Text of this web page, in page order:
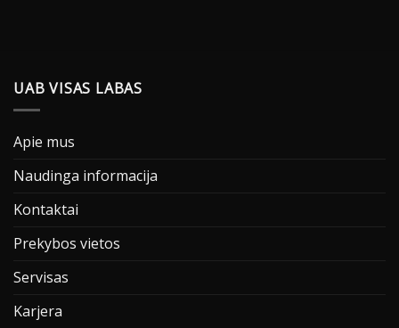
UAB VISAS LABAS
Apie mus
Naudinga informacija
Kontaktai
Prekybos vietos
Servisas
Karjera